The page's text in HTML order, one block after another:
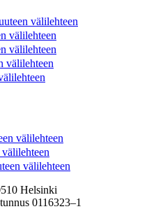
välilehteen
välilehteen
välilehteen
välilehteen
välilehteen
välilehteen
Helsinki
0116323–1